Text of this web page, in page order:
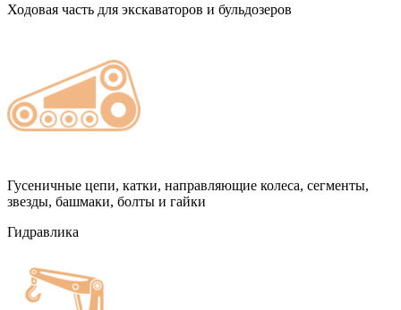
Ходовая часть для экскаваторов и бульдозеров
Гусеничные цепи, катки, направляющие колеса, сегменты,
звезды, башмаки, болты и гайки
Гидравлика